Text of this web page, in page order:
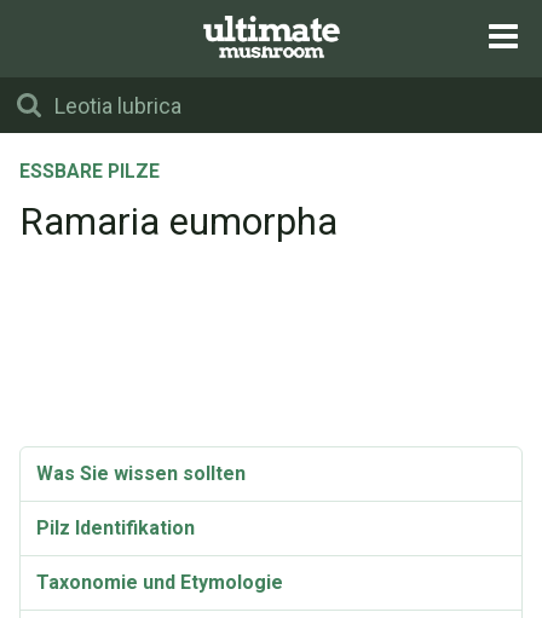
ESSBARE PILZE
Ramaria eumorpha
Was Sie wissen sollten
Pilz Identifikation
Taxonomie und Etymologie